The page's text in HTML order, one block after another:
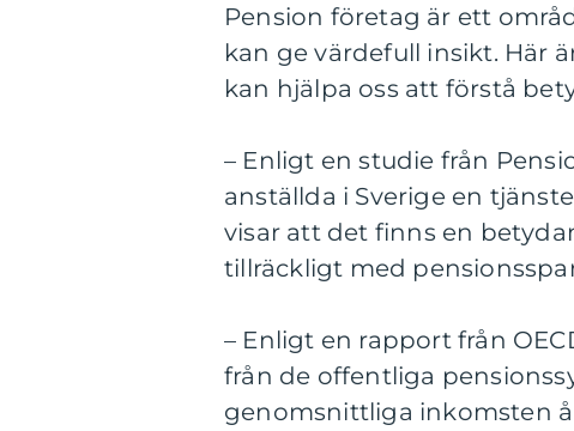
Pension företag är ett
kan ge värdefull insikt. Här
kan hjälpa oss att förstå
– Enligt en studie från
anställda i Sverige en
visar att det finns en
tillräckligt med
– Enligt en rapport från
från de offentliga
genomsnittliga inkomsten